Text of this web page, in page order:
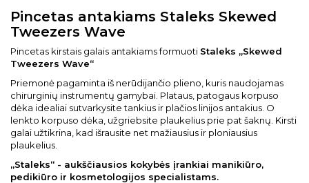
Pincetas antakiams Staleks Skewed
Tweezers Wave
Pincetas kirstais galais antakiams formuoti Staleks „Skewed
Tweezers Wave“
Priemonė pagaminta iš nerūdijančio plieno, kuris naudojamas
chirurginių instrumentų gamybai. Plataus, patogaus korpuso
dėka idealiai sutvarkysite tankius ir plačios linijos antakius. O
lenkto korpuso dėka, užgriebsite plaukelius prie pat šaknų. Kirsti
galai užtikrina, kad išrausite net mažiausius ir ploniausius
plaukelius.
„Staleks“ - aukščiausios kokybės įrankiai manikiūro,
pedikiūro ir kosmetologijos specialistams.